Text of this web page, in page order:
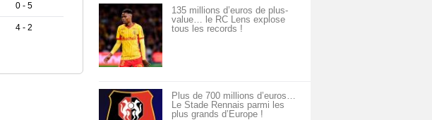
0 - 5
4 - 2
135 millions d’euros de plus-
value… le RC Lens explose
tous les records !
Plus de 700 millions d’euros…
Le Stade Rennais parmi les
plus grands d’Europe !